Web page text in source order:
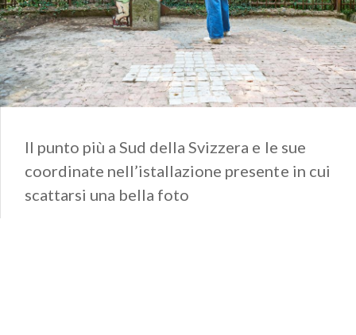
Il punto più a Sud della Svizzera e le sue
coordinate nell’istallazione presente in cui
scattarsi una bella foto